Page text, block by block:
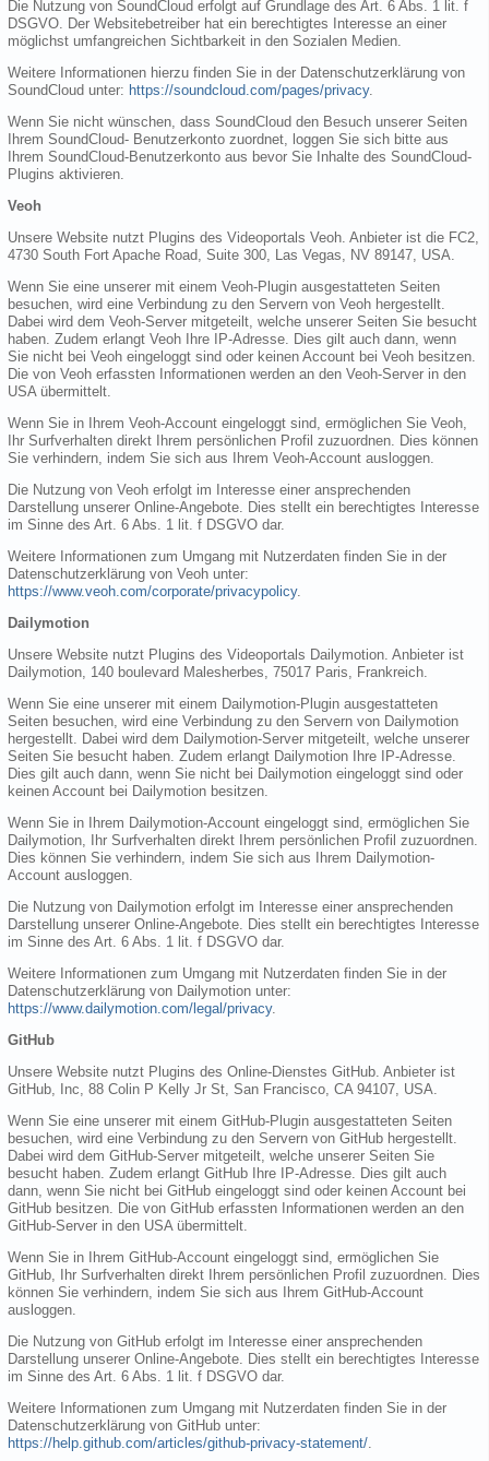
Die Nutzung von SoundCloud erfolgt auf Grundlage des Art. 6 Abs. 1 lit. f
DSGVO. Der Websitebetreiber hat ein berechtigtes Interesse an einer
möglichst umfangreichen Sichtbarkeit in den Sozialen Medien.
Weitere Informationen hierzu finden Sie in der Datenschutzerklärung von
SoundCloud unter: https://soundcloud.com/pages/privacy.
Wenn Sie nicht wünschen, dass SoundCloud den Besuch unserer Seiten
Ihrem SoundCloud- Benutzerkonto zuordnet, loggen Sie sich bitte aus
Ihrem SoundCloud-Benutzerkonto aus bevor Sie Inhalte des SoundCloud-
Plugins aktivieren.
Veoh
Unsere Website nutzt Plugins des Videoportals Veoh. Anbieter ist die FC2,
4730 South Fort Apache Road, Suite 300, Las Vegas, NV 89147, USA.
Wenn Sie eine unserer mit einem Veoh-Plugin ausgestatteten Seiten
besuchen, wird eine Verbindung zu den Servern von Veoh hergestellt.
Dabei wird dem Veoh-Server mitgeteilt, welche unserer Seiten Sie besucht
haben. Zudem erlangt Veoh Ihre IP-Adresse. Dies gilt auch dann, wenn
Sie nicht bei Veoh eingeloggt sind oder keinen Account bei Veoh besitzen.
Die von Veoh erfassten Informationen werden an den Veoh-Server in den
USA übermittelt.
Wenn Sie in Ihrem Veoh-Account eingeloggt sind, ermöglichen Sie Veoh,
Ihr Surfverhalten direkt Ihrem persönlichen Profil zuzuordnen. Dies können
Sie verhindern, indem Sie sich aus Ihrem Veoh-Account ausloggen.
Die Nutzung von Veoh erfolgt im Interesse einer ansprechenden
Darstellung unserer Online-Angebote. Dies stellt ein berechtigtes Interesse
im Sinne des Art. 6 Abs. 1 lit. f DSGVO dar.
Weitere Informationen zum Umgang mit Nutzerdaten finden Sie in der
Datenschutzerklärung von Veoh unter:
https://www.veoh.com/corporate/privacypolicy.
Dailymotion
Unsere Website nutzt Plugins des Videoportals Dailymotion. Anbieter ist
Dailymotion, 140 boulevard Malesherbes, 75017 Paris, Frankreich.
Wenn Sie eine unserer mit einem Dailymotion-Plugin ausgestatteten
Seiten besuchen, wird eine Verbindung zu den Servern von Dailymotion
hergestellt. Dabei wird dem Dailymotion-Server mitgeteilt, welche unserer
Seiten Sie besucht haben. Zudem erlangt Dailymotion Ihre IP-Adresse.
Dies gilt auch dann, wenn Sie nicht bei Dailymotion eingeloggt sind oder
keinen Account bei Dailymotion besitzen.
Wenn Sie in Ihrem Dailymotion-Account eingeloggt sind, ermöglichen Sie
Dailymotion, Ihr Surfverhalten direkt Ihrem persönlichen Profil zuzuordnen.
Dies können Sie verhindern, indem Sie sich aus Ihrem Dailymotion-
Account ausloggen.
Die Nutzung von Dailymotion erfolgt im Interesse einer ansprechenden
Darstellung unserer Online-Angebote. Dies stellt ein berechtigtes Interesse
im Sinne des Art. 6 Abs. 1 lit. f DSGVO dar.
Weitere Informationen zum Umgang mit Nutzerdaten finden Sie in der
Datenschutzerklärung von Dailymotion unter:
https://www.dailymotion.com/legal/privacy.
GitHub
Unsere Website nutzt Plugins des Online-Dienstes GitHub. Anbieter ist
GitHub, Inc, 88 Colin P Kelly Jr St, San Francisco, CA 94107, USA.
Wenn Sie eine unserer mit einem GitHub-Plugin ausgestatteten Seiten
besuchen, wird eine Verbindung zu den Servern von GitHub hergestellt.
Dabei wird dem GitHub-Server mitgeteilt, welche unserer Seiten Sie
besucht haben. Zudem erlangt GitHub Ihre IP-Adresse. Dies gilt auch
dann, wenn Sie nicht bei GitHub eingeloggt sind oder keinen Account bei
GitHub besitzen. Die von GitHub erfassten Informationen werden an den
GitHub-Server in den USA übermittelt.
Wenn Sie in Ihrem GitHub-Account eingeloggt sind, ermöglichen Sie
GitHub, Ihr Surfverhalten direkt Ihrem persönlichen Profil zuzuordnen. Dies
können Sie verhindern, indem Sie sich aus Ihrem GitHub-Account
ausloggen.
Die Nutzung von GitHub erfolgt im Interesse einer ansprechenden
Darstellung unserer Online-Angebote. Dies stellt ein berechtigtes Interesse
im Sinne des Art. 6 Abs. 1 lit. f DSGVO dar.
Weitere Informationen zum Umgang mit Nutzerdaten finden Sie in der
Datenschutzerklärung von GitHub unter:
https://help.github.com/articles/github-privacy-statement/